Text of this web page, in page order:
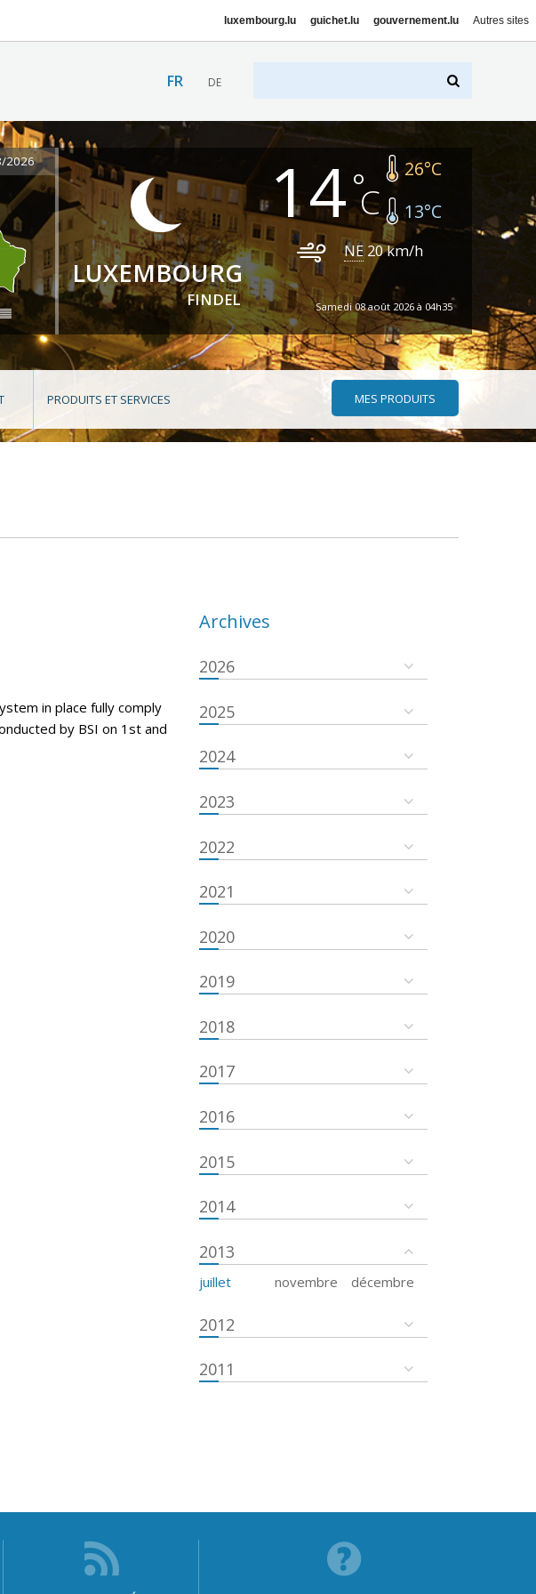
luxembourg.lu guichet.lu gouvernement.lu Autres sites
FR DE
2026
LUXEMBOURG
FINDEL
14 26°C
13°C
NE 20km/h
Samedi 08 août 2026 à 04h35
PRODUITS ET SERVICES MES PRODUITS
in place fully comply
by BSI on 1st and
Archives
2026
2025
2024
2023
2022
2021
2020
2019
2018
2017
2016
2015
2014
2013
juillet novembre décembre
2012
2011